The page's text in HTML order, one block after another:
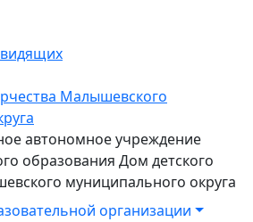
автономное учреждение
образования Дом детского
муниципального округа
организации